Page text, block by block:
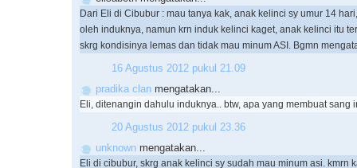
Dari Eli di Cibubur : mau tanya kak, anak kelinci sy umur 14
oleh induknya, namun krn induk kelinci kaget, anak kelinci itu
skrg kondisinya lemas dan tidak mau minum ASI. Bgmn
16 Agustus 2012 pukul 21.09
pradika clan mengatakan...
Eli, ditenangin dahulu induknya.. btw, apa yang membuat sang
20 Agustus 2012 pukul 23.36
unknown mengatakan...
Eli di cibubur, skrg anak kelinci sy sudah mau minum asi. kmrn